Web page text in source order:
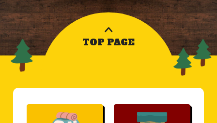
TOP PAGE